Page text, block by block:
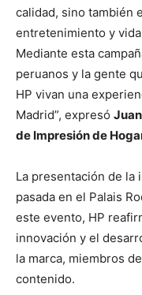
calidad, sino también
entretenimiento y
Mediante esta
peruanos y la gente
HP vivan una
Madrid”, expresó
de Impresión de
La presentación de la
pasada en el Palais
este evento, HP
innovación y el
la marca, miembros
contenido.